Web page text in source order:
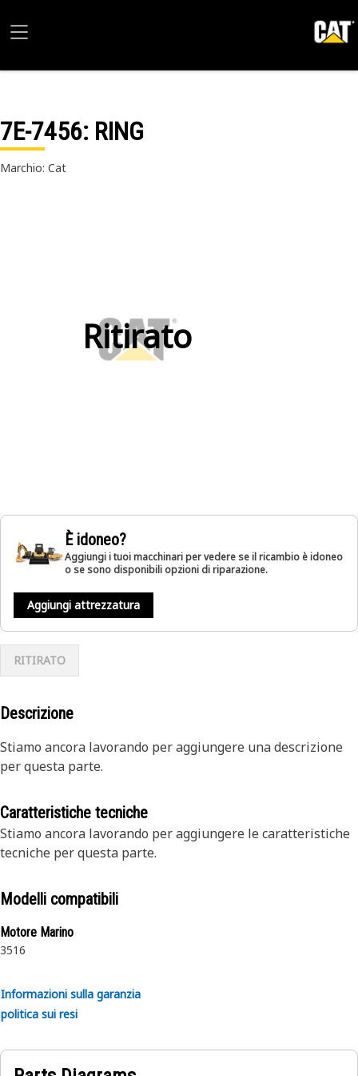
7E-7456: RING
Marchio: Cat
Ritirato
È idoneo?
Aggiungi i tuoi macchinari per vedere se il ricambio è idoneo
o se sono disponibili opzioni di riparazione.
Aggiungi attrezzatura
RITIRATO
Descrizione
Stiamo ancora lavorando per aggiungere una descrizione
per questa parte.
Caratteristiche tecniche
Stiamo ancora lavorando per aggiungere le caratteristiche
tecniche per questa parte.
Modelli compatibili
Motore Marino
3516
Informazioni sulla garanzia
politica sui resi